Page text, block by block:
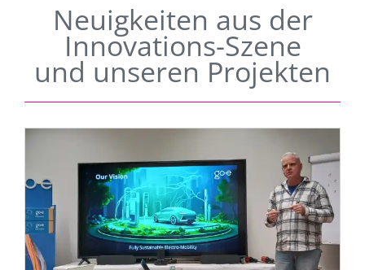
Neuigkeiten aus der
Innovations-Szene
und unseren Projekten